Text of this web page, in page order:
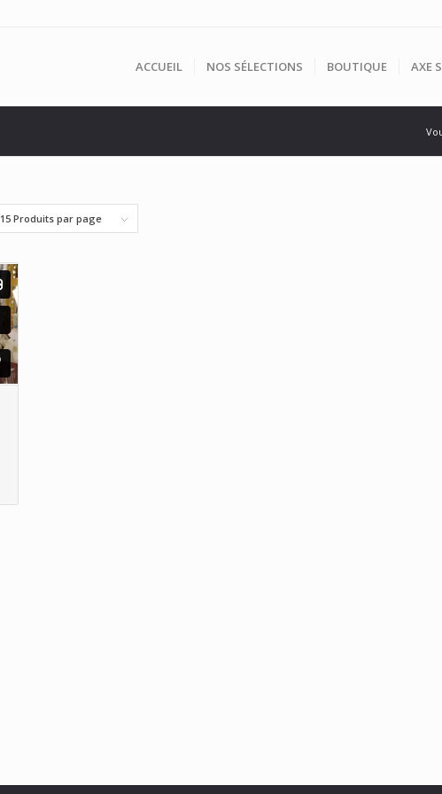
ACCUEIL NOS SÉLECTIONS BOUTIQUE AXE
15 Produits par page